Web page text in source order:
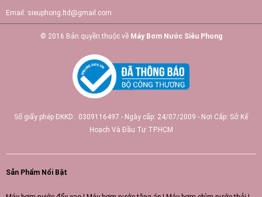
Email: sieuphong.ltd@gmail.com
© 2016 Bản quyền thuộc về Máy Bơm Nước Siêu Phong
Số giấy phép ĐKKD: 0309116497 - Ngày cấp: 24/07/2009 - Nơi Cấp: Sở Kế
Hoạch Và Đầu Tư TP.HCM
Sản Phẩm Nổi Bật